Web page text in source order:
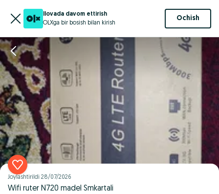
Ilovada davom ettirish
OLXga bir bosish bilan kirish
Ochish
Joylashtirildi 28/07/2026
Wifi ruter N720 madel Smkartali